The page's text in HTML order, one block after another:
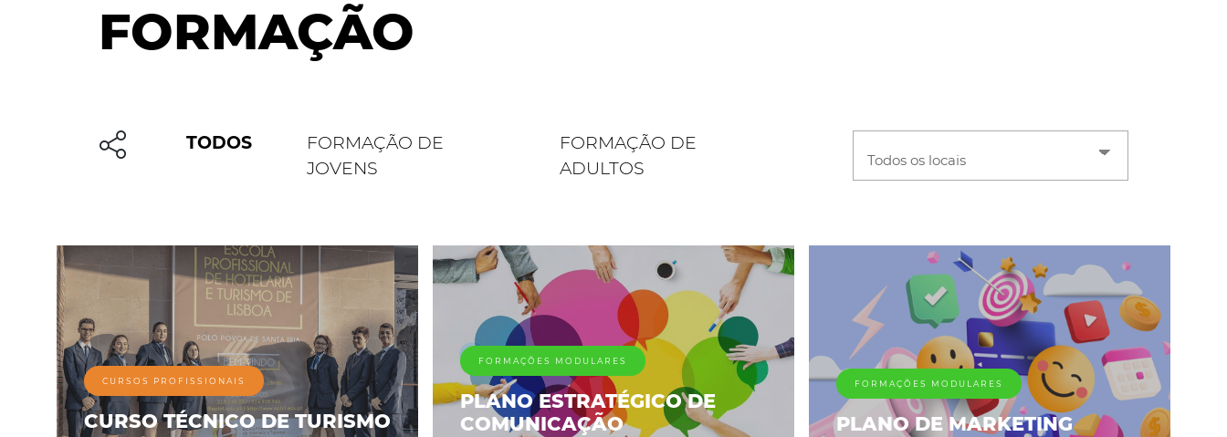
FORMAÇÃO
TODOS
FORMAÇÃO DE
JOVENS
FORMAÇÃO DE
ADULTOS
CURSOS PROFISSIONAIS
CURSO TÉCNICO DE TURISMO
FORMAÇÕES MODULARES
PLANO ESTRATÉGICO DE
COMUNICAÇÃO
FORMAÇÕES MODULARES
PLANO DE MARKETING